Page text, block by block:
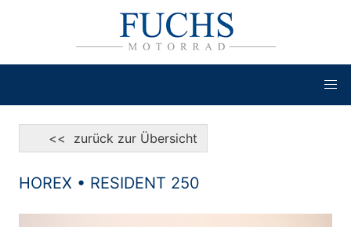
<< zurück zur Übersicht
HOREX • RESIDENT 250